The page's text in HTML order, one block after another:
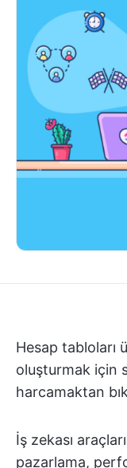
Hesap tabloları
oluşturmak için
harcamaktan
İş zekası
pazarlama,